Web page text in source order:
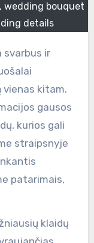
wedding bouquet
details
vienas kitam.
gausos
kurios gali
straipsnyje
patarimais,
klaidų